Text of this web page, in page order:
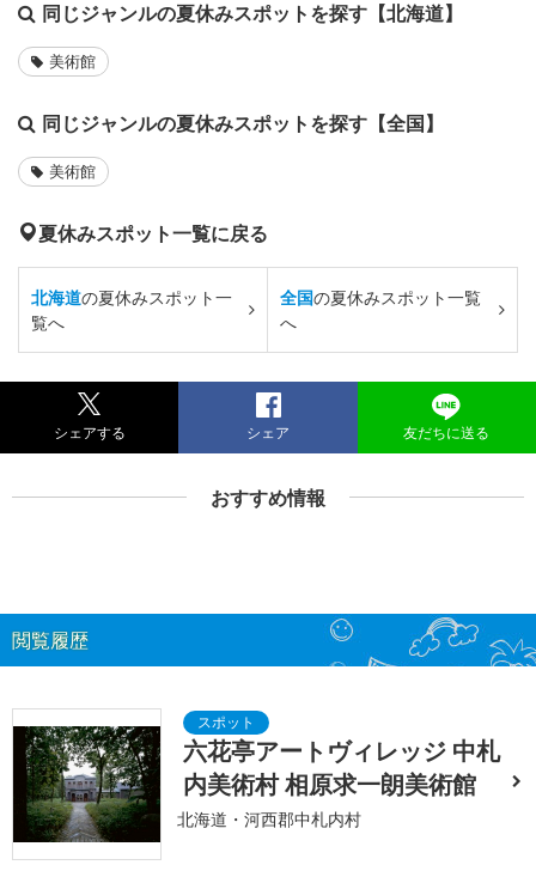
同じジャンルの夏休みスポットを探す【北海道】
美術館
同じジャンルの夏休みスポットを探す【全国】
美術館
夏休みスポット一覧に戻る
北海道の夏休みスポット一
覧へ
全国の夏休みスポット一覧
へ
シェアする シェア 友だちに送る
おすすめ情報
閲覧履歴
六花亭アートヴィレッジ 中札
内美術村 相原求一朗美術館
北海道・河西郡中札内村